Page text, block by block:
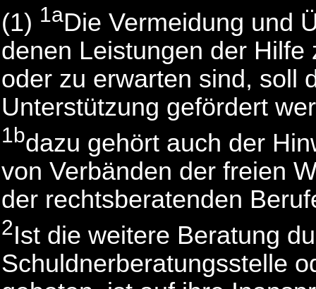
(1) 1aDie Vermeidung und
denen Leistungen der
oder zu erwarten sind, soll
Unterstützung gefördert
1bdazu gehört auch der
von Verbänden der freien
der rechtsberatenden
2Ist die weitere Beratung
Schuldnerberatungsstelle